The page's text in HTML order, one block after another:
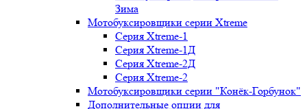
Зима
Мотобуксировщики серии Xtreme
Серия Xtreme-1
Серия Xtreme-1Д
Серия Xtreme-2Д
Серия Xtreme-2
Мотобуксировщики серии "Конёк-Горбунок"
Дополнительные опции для